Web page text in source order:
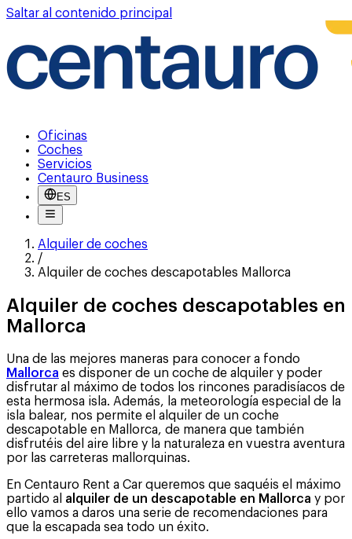
Saltar al contenido principal
Oficinas
Coches
Servicios
Centauro Business
ES
Alquiler de coches
/
Alquiler de coches descapotables Mallorca
Alquiler de coches descapotables en
Mallorca
Una de las mejores maneras para conocer a fondo
Mallorca es disponer de un coche de alquiler y poder
disfrutar al máximo de todos los rincones paradisíacos de
esta hermosa isla. Además, la meteorología especial de la
isla balear, nos permite el alquiler de un coche
descapotable en Mallorca, de manera que también
disfrutéis del aire libre y la naturaleza en vuestra aventura
por las carreteras mallorquinas.
En Centauro Rent a Car queremos que saquéis el máximo
partido al alquiler de un descapotable en Mallorca y por
ello vamos a daros una serie de recomendaciones para
que la escapada sea todo un éxito.